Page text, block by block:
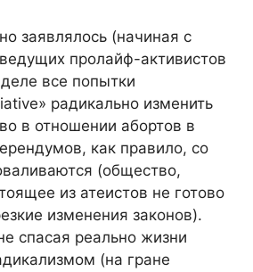
заявлялось (начиная с
пролайф-активистов
все попытки
радикально изменить
в отношении абортов в
как правило, со
(общество,
из атеистов не готово
изменения законов).
спасая реально жизни
(на гране